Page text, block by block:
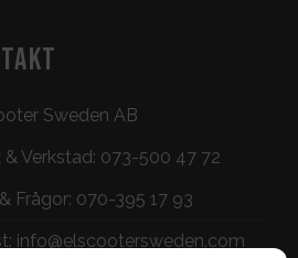
Sweden AB
& Verkstad: 073-500 47 72
Frågor: 070-395 17 93
info@elscootersweden.com